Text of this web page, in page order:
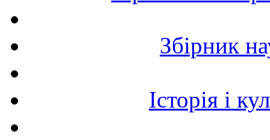
Збірник
Історія і